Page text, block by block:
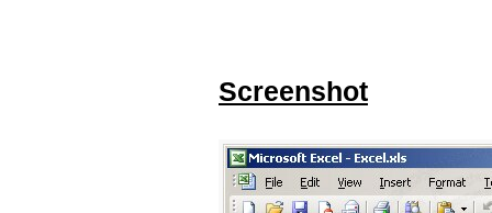
Screenshot